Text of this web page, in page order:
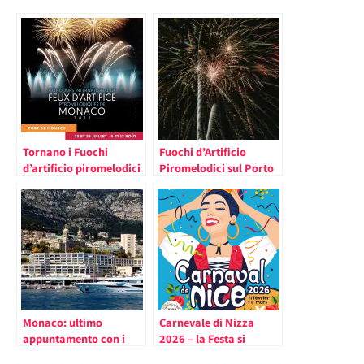
Tornano i Fuochi
d’artificio piromelodici
Fuochi d’Artificio
Piromelodici sul Porto
Monaco: ultimo
appuntamento con i
Carnevale di Nizza
2026 – la Festa si